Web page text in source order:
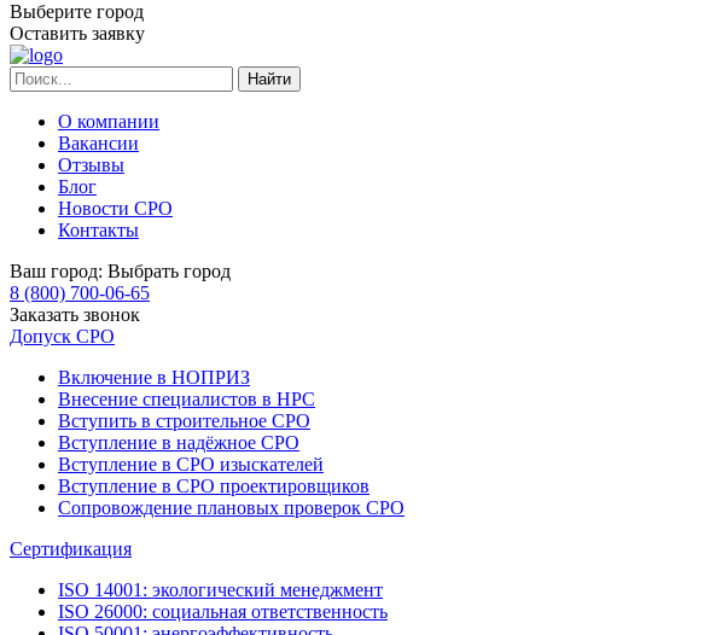
Выберите город
Оставить заявку
О компании
Вакансии
Отзывы
Блог
Новости СРО
Контакты
Ваш город: Выбрать город
8 (800) 700-06-65
Заказать звонок
Допуск СРО
Включение в НОПРИЗ
Внесение специалистов в НРС
Вступить в строительное СРО
Вступление в надёжное СРО
Вступление в СРО изыскателей
Вступление в СРО проектировщиков
Сопровождение плановых проверок СРО
Сертификация
ISO 14001: экологический менеджмент
ISO 26000: социальная ответственность